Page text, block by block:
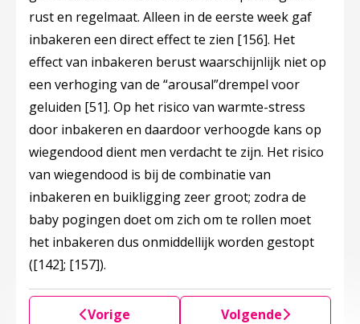
rust en regelmaat. Alleen in de eerste week gaf
inbakeren een direct effect te zien [156]. Het
effect van inbakeren berust waarschijnlijk niet op
een verhoging van de “arousal”drempel voor
geluiden [51]. Op het risico van warmte-stress
door inbakeren en daardoor verhoogde kans op
wiegendood dient men verdacht te zijn. Het risico
van wiegendood is bij de combinatie van
inbakeren en buikligging zeer groot; zodra de
baby pogingen doet om zich om te rollen moet
het inbakeren dus onmiddellijk worden gestopt
([142]; [157]).
Vorige Volgende